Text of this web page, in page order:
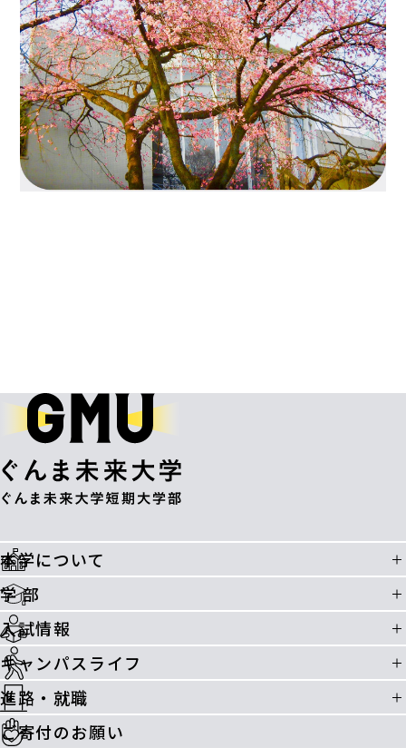
本学について
学 部
入試情報
キャンパスライフ
進路・就職
ご寄付のお願い